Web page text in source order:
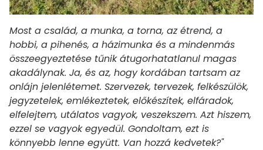
Most a család, a munka, a torna, az étrend, a
hobbi, a pihenés, a házimunka és a mindenmás
összeegyeztetése tűnik átugorhatatlanul magas
akadálynak. Ja, és az, hogy kordában tartsam az
onlájn jelenlétemet. Szervezek, tervezek, felkészülök,
jegyzetelek, emlékeztetek, előkészítek, elfáradok,
elfelejtem, utálatos vagyok, veszekszem. Azt hiszem,
ezzel se vagyok egyedül. Gondoltam, ezt is
könnyebb lenne együtt. Van hozzá kedvetek?"